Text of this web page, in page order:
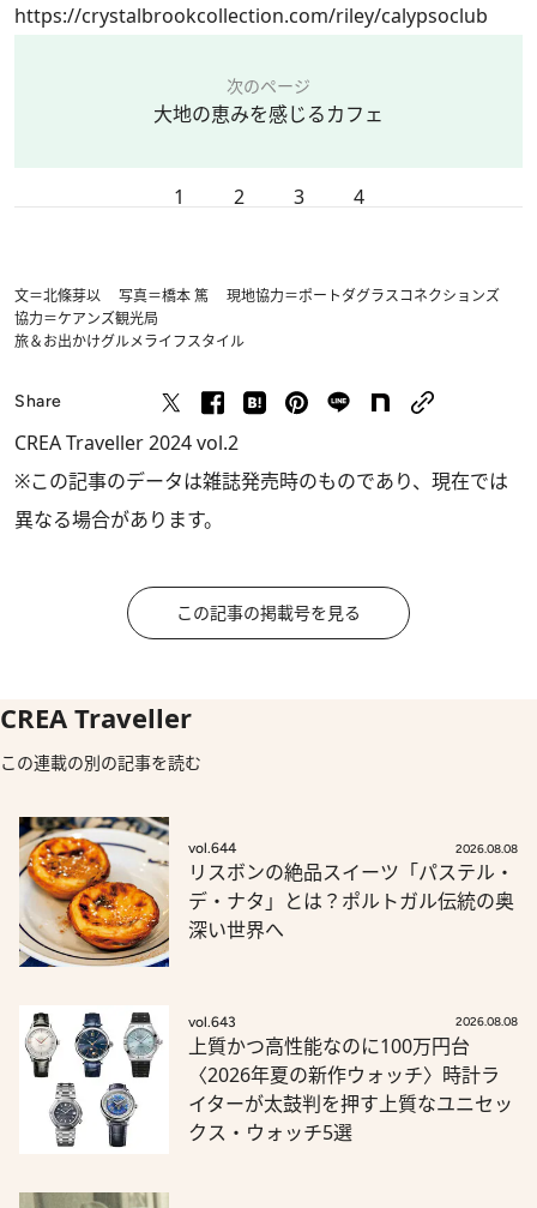
https://crystalbrookcollection.com/riley/calypsoclub
次のページ
大地の恵みを感じるカフェ
1 2 3 4
文＝北條芽以 写真＝橋本 篤 現地協力＝ポートダグラスコネクションズ
協力＝ケアンズ観光局
旅＆お出かけグルメライフスタイル
Share
CREA Traveller 2024 vol.2
※この記事のデータは雑誌発売時のものであり、現在では
異なる場合があります。
この記事の掲載号を見る
CREA Traveller
この連載の別の記事を読む
vol.644 2026.08.08
リスボンの絶品スイーツ「パステル・
デ・ナタ」とは？ポルトガル伝統の奥
深い世界へ
vol.643 2026.08.08
上質かつ高性能なのに100万円台
〈2026年夏の新作ウォッチ〉時計ラ
イターが太鼓判を押す上質なユニセッ
クス・ウォッチ5選